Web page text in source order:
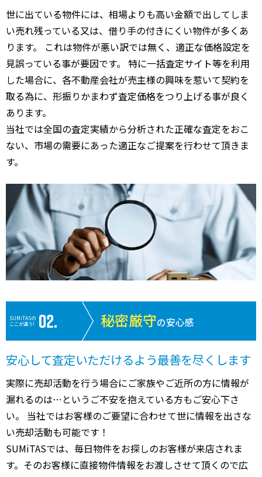
世に出ている物件には、相場よりも高い金額で出してしま
い売れ残っている又は、借り手の付きにくい物件が多くあ
ります。 これは物件が悪い訳では無く、適正な価格設定を
見誤っている事が要因です。 特に一括査定サイト等を利用
した場合に、各不動産会社が売主様の興味を惹いて契約を
取る為に、形振りかまわず査定価格をつり上げる事が良く
あります。
当社では全国の査定実績から分析された正確な査定をおこ
ない、市場の需要にあった適正なご提案を行わせて頂きま
す。
SUMiTASの
ここが違う!
秘密厳守の安心感
安心して査定いただけるよう最善を尽くします
実際に売却活動を行う場合にご家族やご近所の方に情報が
漏れるのは…というご不安を抱えている方もご安心下さ
い。 当社ではお客様のご要望に合わせて世に情報を出さな
い売却活動も可能です！
SUMiTASでは、毎日物件をお探しのお客様が来店されま
す。そのお客様に直接物件情報をお渡しさせて頂くので広